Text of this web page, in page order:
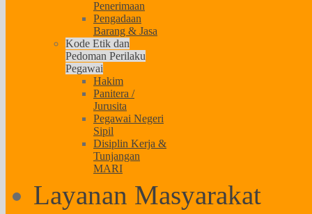
Penerimaan
Pengadaan
Barang & Jasa
Kode Etik dan
Pedoman Perilaku
Pegawai
Hakim
Panitera /
Jurusita
Pegawai Negeri
Sipil
Disiplin Kerja &
Tunjangan
MARI
Layanan Masyarakat